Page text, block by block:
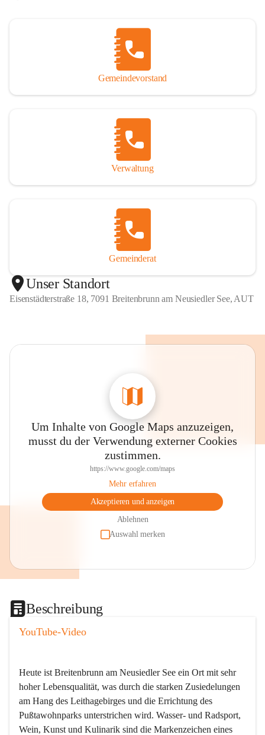
Gemeindevorstand
Verwaltung
Gemeinderat
Unser Standort
Eisenstädterstraße 18, 7091 Breitenbrunn am Neusiedler See, AUT
Um Inhalte von Google Maps anzuzeigen,
musst du der Verwendung externer Cookies
zustimmen.
https://www.google.com/maps
Mehr erfahren
Akzeptieren und anzeigen
Ablehnen
Auswahl merken
Beschreibung
YouTube-Video
Heute ist Breitenbrunn am Neusiedler See ein Ort mit sehr
hoher Lebensqualität, was durch die starken Zusiedelungen
am Hang des Leithagebirges und die Errichtung des
Pußtawohnparks unterstrichen wird. Wasser- und Radsport,
Wein, Kunst und Kulinarik sind die Markenzeichen eines